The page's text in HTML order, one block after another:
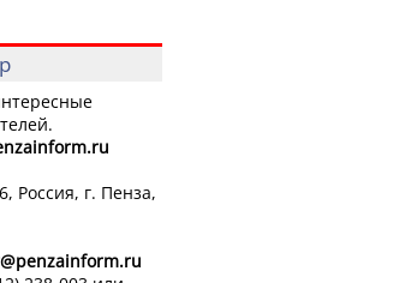
Россия, г. Пенза,
@penzainform.ru